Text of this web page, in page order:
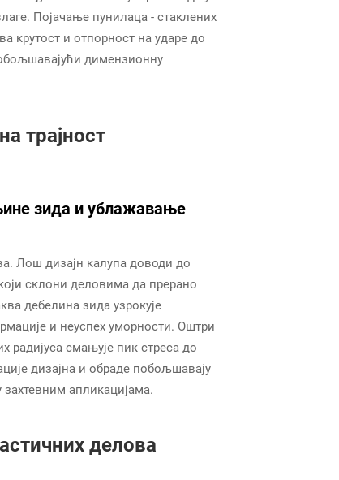
Појачање пунилаца - стаклених
крутост и отпорност на ударе до
димензионну
трајност
зида и ублажавање
Лош дизајн калупа доводи до
склони деловима да прерано
дебелина зида узрокује
и неуспех уморности. Оштри
радијуса смањује пик стреса до
дизајна и обраде побољшавају
апликацијама.
делова